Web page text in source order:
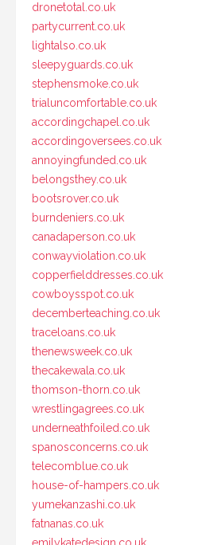
dronetotal.co.uk
partycurrent.co.uk
lightalso.co.uk
sleepyguards.co.uk
stephensmoke.co.uk
trialuncomfortable.co.uk
accordingchapel.co.uk
accordingoversees.co.uk
annoyingfunded.co.uk
belongsthey.co.uk
bootsrover.co.uk
burndeniers.co.uk
canadaperson.co.uk
conwayviolation.co.uk
copperfielddresses.co.uk
cowboysspot.co.uk
decemberteaching.co.uk
traceloans.co.uk
thenewsweek.co.uk
thecakewala.co.uk
thomson-thorn.co.uk
wrestlingagrees.co.uk
underneathfoiled.co.uk
spanosconcerns.co.uk
telecomblue.co.uk
house-of-hampers.co.uk
yumekanzashi.co.uk
fatnanas.co.uk